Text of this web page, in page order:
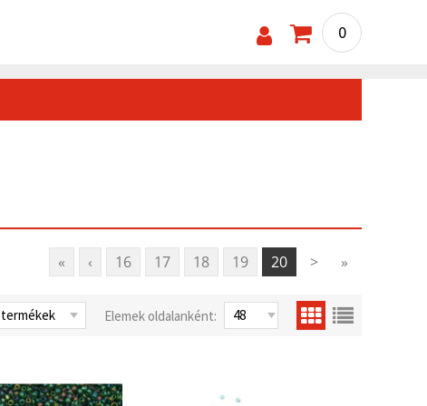
0
« ‹ 16 17 18 19 20 > »
Elemek oldalanként: